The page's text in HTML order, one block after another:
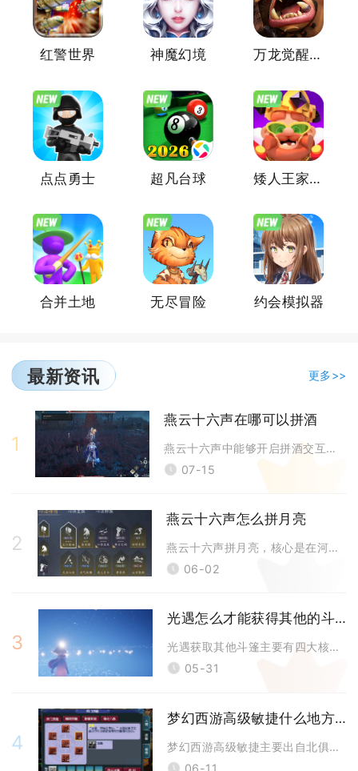
红警世界 神魔幻境 万龙觉醒魔兽战场
点点勇士 超凡台球 矮人王家里有矿
合并土地 无尽冒险 约会模拟器
最新资讯 更多>>
1
燕云十六声在哪可以拼酒
燕云十六声中能够开启拼酒交互的地点分为三类，分别是神仙渡酒摊奇遇点位、
07-15
2
燕云十六声怎么拼月亮
燕云十六声拼月亮，核心是在河西侠迹“玉露为乡”任务中，通过三次视角借位
06-02
3
光遇怎么才能获得其他的斗篷
光遇获取其他斗篷主要有四大核心途径：常驻先祖兑换、季节与复刻先祖兑换、
05-31
4
梦幻西游高级敏捷什么地方出
梦幻西游高级敏捷主要出自北俱芦洲的高级藏宝图，同时可通过吸附石、玩家交
06-11